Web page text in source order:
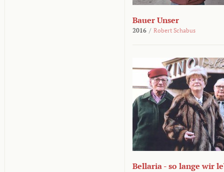
Bauer Unser
2016 / Robert Schabus
Bellaria - so lange wir